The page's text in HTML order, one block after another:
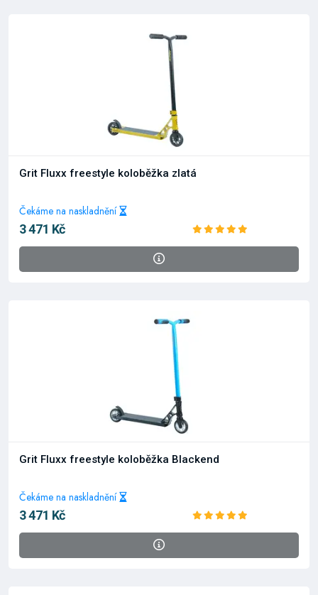
Grit Fluxx freestyle koloběžka zlatá
Čekáme na naskladnění
3 471 Kč
Grit Fluxx freestyle koloběžka Blackend
Čekáme na naskladnění
3 471 Kč